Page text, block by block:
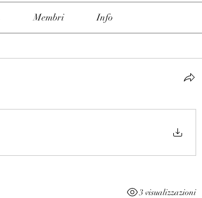
Membri Info
3 visualizzazioni